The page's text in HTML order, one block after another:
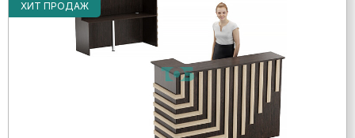
ХИТ ПРОДАЖ